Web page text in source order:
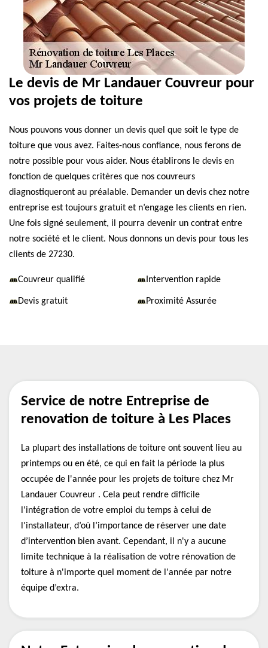
Le devis de Mr Landauer Couvreur pour
vos projets de toiture
Nous pouvons vous donner un devis quel que soit le type de
toiture que vous avez. Faites-nous confiance, nous ferons de
notre possible pour vous aider. Nous établirons le devis en
fonction de quelques critères que nos couvreurs
diagnostiqueront au préalable. Demander un devis chez notre
entreprise est toujours gratuit et n’engage les clients en rien.
Une fois signé seulement, il pourra devenir un contrat entre
notre société et le client. Nous donnons un devis pour tous les
clients de 27230.
Couvreur qualifié Intervention rapide
Devis gratuit Proximité Assurée
Service de notre Entreprise de
renovation de toiture à Les Places
La plupart des installations de toiture ont souvent lieu au
printemps ou en été, ce qui en fait la période la plus
occupée de l'année pour les projets de toiture chez Mr
Landauer Couvreur . Cela peut rendre difficile
l'intégration de votre emploi du temps à celui de
l'installateur, d’où l’importance de réserver une date
d’intervention bien avant. Cependant, il n'y a aucune
limite technique à la réalisation de votre rénovation de
toiture à n'importe quel moment de l'année par notre
équipe d’extra.